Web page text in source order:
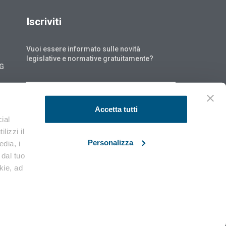
il
i
tuo
ad
Accetta tutti
Personalizza
Iscriviti
Vuoi essere informato sulle novità
legislative e normative gratuitamente?
ISCRIVITI